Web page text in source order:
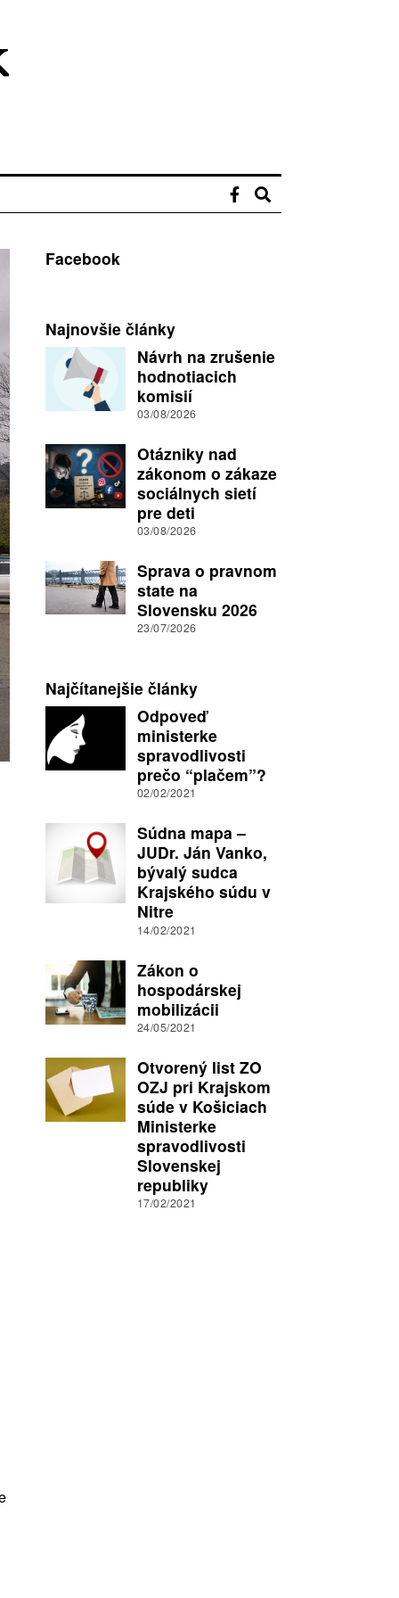
Facebook
Najnovšie články
Návrh na zrušenie
hodnotiacich
komisií
03/08/2026
Otázniky nad
zákonom o zákaze
sociálnych sietí
pre deti
03/08/2026
Sprava o pravnom
state na
Slovensku 2026
23/07/2026
Najčítanejšie články
Odpoveď
ministerke
spravodlivosti
prečo “plačem”?
02/02/2021
Súdna mapa –
JUDr. Ján Vanko,
bývalý sudca
Krajského súdu v
Nitre
14/02/2021
Zákon o
hospodárskej
mobilizácii
24/05/2021
Otvorený list ZO
OZJ pri Krajskom
súde v Košiciach
Ministerke
spravodlivosti
Slovenskej
republiky
17/02/2021